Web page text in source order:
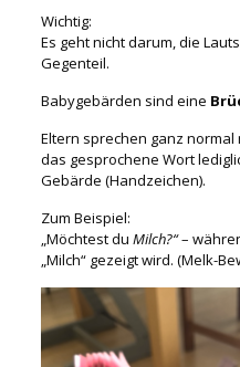
Wichtig:
Es geht nicht darum, die
Gegenteil.
Babygebärden sind eine
Eltern sprechen ganz
das gesprochene Wort
Gebärde (Handzeichen).
Zum Beispiel:
„Möchtest du Milch?“–
„Milch“ gezeigt wird. (Melk-